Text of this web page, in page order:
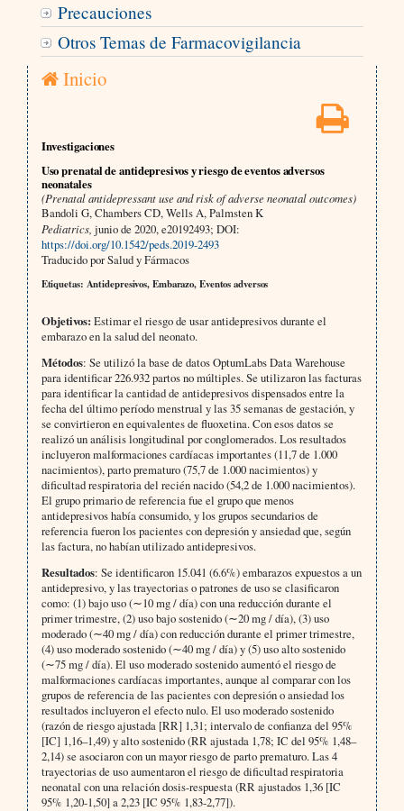
Precauciones
Otros Temas de Farmacovigilancia
Inicio
Investigaciones
Uso prenatal de antidepresivos y riesgo de eventos adversos
neonatales
(Prenatal antidepressant use and risk of adverse neonatal outcomes)
Bandoli G, Chambers CD, Wells A, Palmsten K
Pediatrics, junio de 2020, e20192493; DOI:
https://doi.org/10.1542/peds.2019-2493
Traducido por Salud y Fármacos
Etiquetas: Antidepresivos, Embarazo, Eventos adversos
Objetivos: Estimar el riesgo de usar antidepresivos durante el
embarazo en la salud del neonato.
Métodos: Se utilizó la base de datos OptumLabs Data Warehouse
para identificar 226.932 partos no múltiples. Se utilizaron las facturas
para identificar la cantidad de antidepresivos dispensados entre la
fecha del último período menstrual y las 35 semanas de gestación, y
se convirtieron en equivalentes de fluoxetina. Con esos datos se
realizó un análisis longitudinal por conglomerados. Los resultados
incluyeron malformaciones cardíacas importantes (11,7 de 1.000
nacimientos), parto prematuro (75,7 de 1.000 nacimientos) y
dificultad respiratoria del recién nacido (54,2 de 1.000 nacimientos).
El grupo primario de referencia fue el grupo que menos
antidepresivos había consumido, y los grupos secundarios de
referencia fueron los pacientes con depresión y ansiedad que, según
las factura, no habían utilizado antidepresivos.
Resultados: Se identificaron 15.041 (6.6%) embarazos expuestos a un
antidepresivo, y las trayectorias o patrones de uso se clasificaron
como: (1) bajo uso (∼10 mg / día) con una reducción durante el
primer trimestre, (2) uso bajo sostenido (∼20 mg / día), (3) uso
moderado (∼40 mg / día) con reducción durante el primer trimestre,
(4) uso moderado sostenido (∼40 mg / día) y (5) uso alto sostenido
(∼75 mg / día). El uso moderado sostenido aumentó el riesgo de
malformaciones cardíacas importantes, aunque al comparar con los
grupos de referencia de las pacientes con depresión o ansiedad los
resultados incluyeron el efecto nulo. El uso moderado sostenido
(razón de riesgo ajustada [RR] 1,31; intervalo de confianza del 95%
[IC] 1,16–1,49) y alto sostenido (RR ajustada 1,78; IC del 95% 1,48–
2,14) se asociaron con un mayor riesgo de parto prematuro. Las 4
trayectorias de uso aumentaron el riesgo de dificultad respiratoria
neonatal con una relación dosis-respuesta (RR ajustados 1,36 [IC
95% 1,20-1,50] a 2,23 [IC 95% 1,83-2,77]).